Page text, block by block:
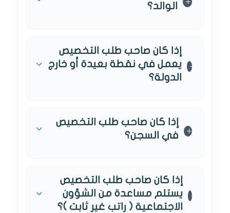
الوالد؟
إذا كان صاحب طلب التخصيص
يعمل في نقطة بعيدة أو خارج
الدولة؟
إذا كان صاحب طلب التخصيص
في السجن؟
إذا كان صاحب طلب التخصيص
يستلم مساعدة من الشؤون
الاجتماعية ( راتب غير ثابت )؟